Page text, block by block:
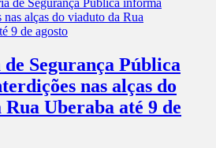
Segurança Pública
nas alças do
Uberaba até 9 de